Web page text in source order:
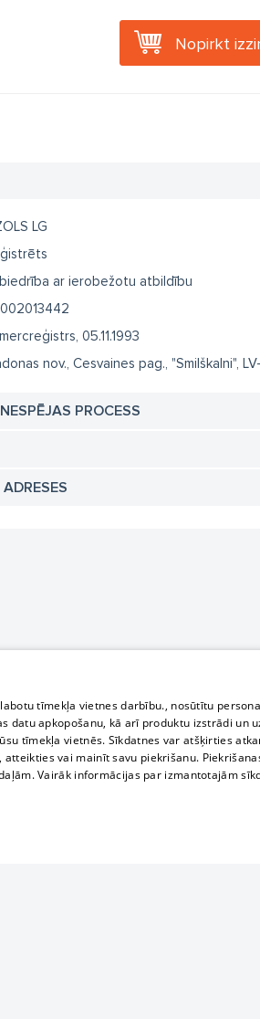
Nopirkt
LG
ar ierobežotu atbildību
05.11.1993
nov., Cesvaines pag., "Smilškalni",
PROCESS
tīmekļa vietnes darbību., nosūtītu
apkopošanu, kā arī produktu izstrādi un
tīmekļa vietnēs. Sīkdatnes var atšķirties
vai mainīt savu piekrišanu.
Vairāk informācijas par izmantotajām